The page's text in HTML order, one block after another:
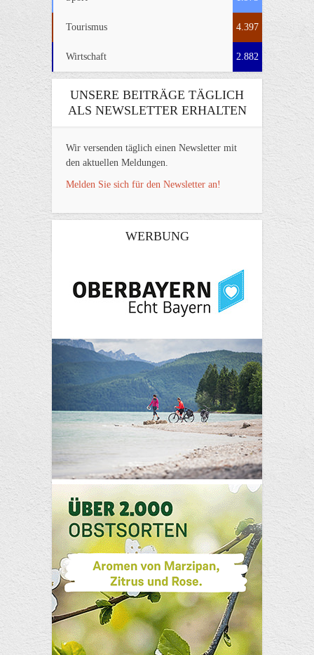
Tourismus 4.397
Wirtschaft 2.882
UNSERE BEITRÄGE TÄGLICH
ALS NEWSLETTER ERHALTEN
Wir versenden täglich einen Newsletter mit
den aktuellen Meldungen.
Melden Sie sich für den Newsletter an!
WERBUNG